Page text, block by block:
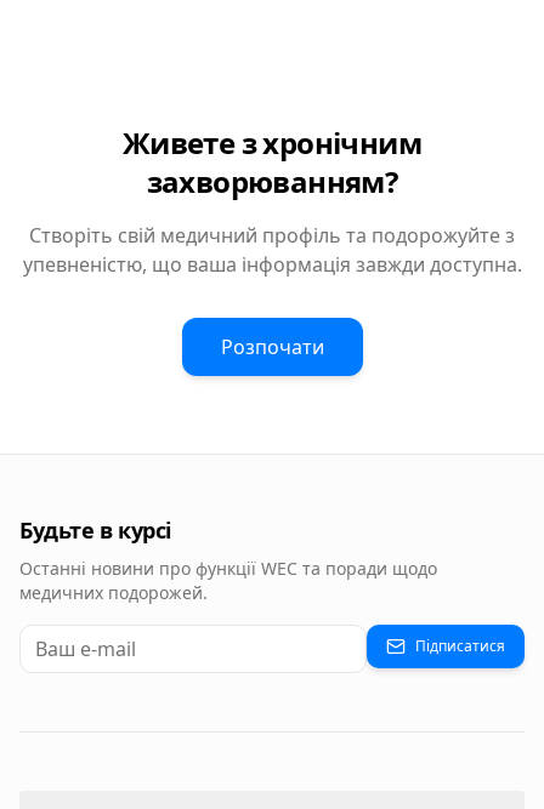
Живете з хронічним
захворюванням?
Створіть свій медичний профіль та подорожуйте з
упевненістю, що ваша інформація завжди доступна.
Розпочати
Будьте в курсі
Останні новини про функції WEC та поради щодо
медичних подорожей.
Підписатися